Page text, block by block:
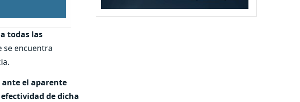
todas las
se encuentra
el aparente
de dicha